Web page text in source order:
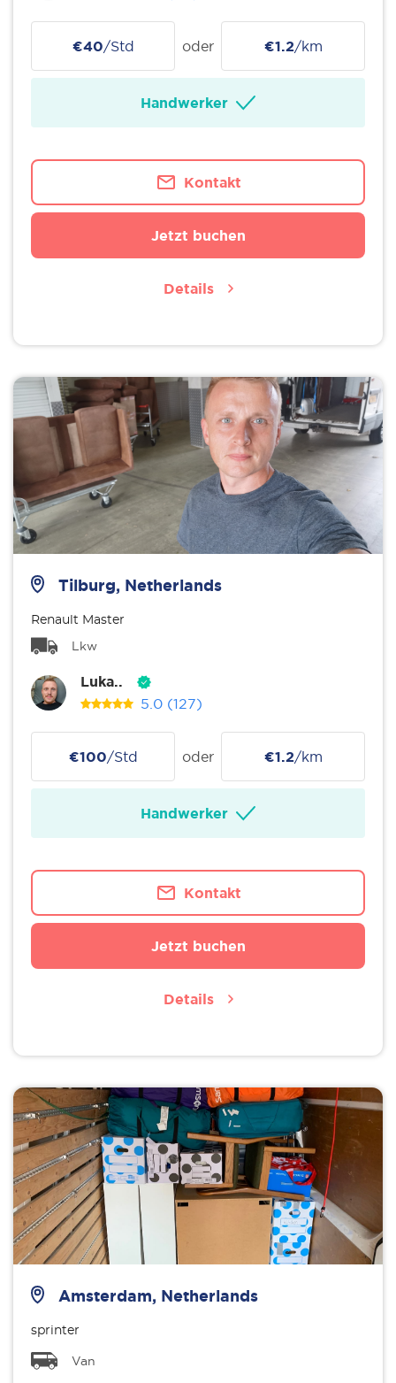
€40/Std oder €1.2/km
Handwerker
Kontakt
Jetzt buchen
Details
Tilburg, Netherlands
Renault Master
Lkw
Luka..
5.0 (127)
€100/Std oder €1.2/km
Handwerker
Kontakt
Jetzt buchen
Details
Amsterdam, Netherlands
sprinter
Van